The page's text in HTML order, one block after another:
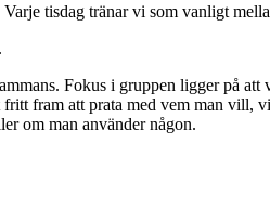
tisdag tränar vi som vanligt
Fokus i gruppen ligger på
fram att prata med vem man
om man använder någon.